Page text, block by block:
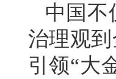
中国不
治理观
引领“大